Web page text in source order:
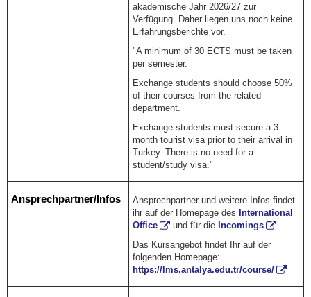
akademische Jahr 2026/27 zur
Verfügung. Daher liegen uns noch keine
Erfahrungsberichte vor.
"A minimum of 30 ECTS must be taken
per semester.
Exchange students should choose 50%
of their courses from the related
department.
Exchange students must secure a 3-
month tourist visa prior to their arrival in
Turkey. There is no need for a
student/study visa."
Ansprechpartner/Infos
Ansprechpartner und weitere Infos findet
ihr auf der Homepage desInternational
Office
und für dieIncomings
.
Das Kursangebot findet Ihr auf der
folgenden Homepage:
https://lms.antalya.edu.tr/course/